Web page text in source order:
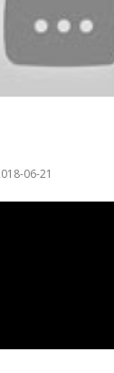
06-21